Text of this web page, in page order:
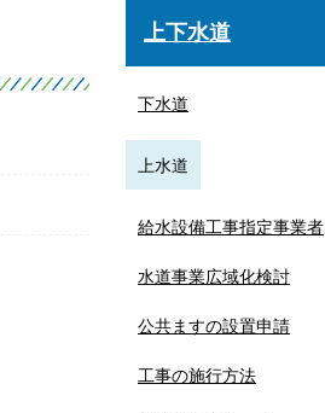
上下水道
下水道
上水道
給水設備工事指定事業者
水道事業広域化検討
公共ますの設置申請
工事の施行方法